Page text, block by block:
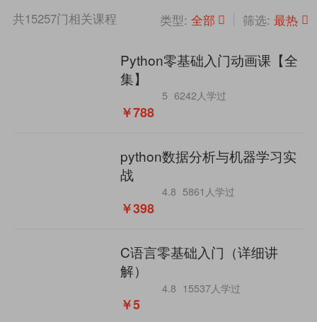
共15257门相关课程 类型: 全部 筛选: 最热
Python零基础入门动画课【全
集】
5 6242人学过
￥788
python数据分析与机器学习实
战
4.8 5861人学过
￥398
C语言零基础入门（详细讲
解）
4.8 15537人学过
￥5